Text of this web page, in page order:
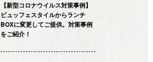
【新型コロナウイルス対策事例】
ビュッフェスタイルからランチ
BOXに変更してご提供。対策事例
をご紹介！